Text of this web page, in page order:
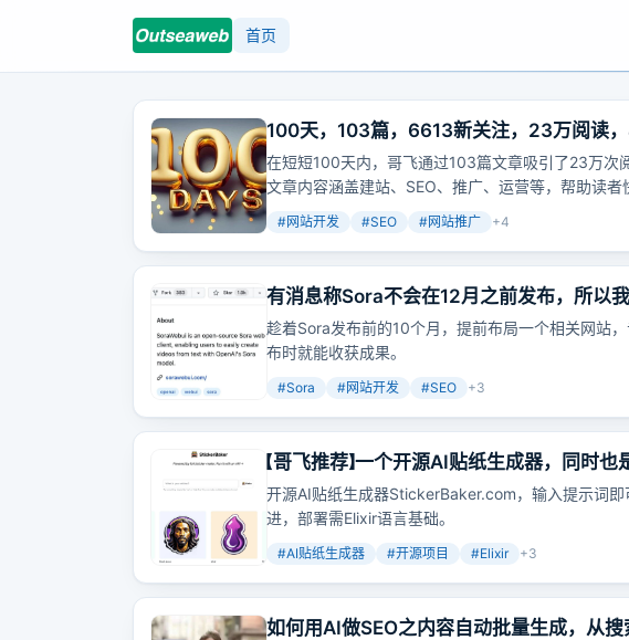
首页
100天，103篇，6613新关注，23万阅读
在短短100天内，哥飞通过103篇文章吸引了23万次
文章内容涵盖建站、SEO、推广、运营等，帮助读者
#网站开发 #SEO #网站推广 +4
有消息称Sora不会在12月之前发布，所以
Sora相关的网站吧
趁着Sora发布前的10个月，提前布局一个相关网站
布时就能收获成果。
#Sora #网站开发 #SEO +3
【哥飞推荐】一个开源AI贴纸生成器，同时也
开源AI贴纸生成器StickerBaker.com，输入提示词
进，部署需Elixir语言基础。
#AI贴纸生成器 #开源项目 #Elixir +3
如何用AI做SEO之内容自动批量生成，从